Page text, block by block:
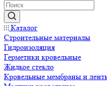
Каталог
Строительные материалы
Гидроизоляция
Герметики кровельные
Жидкое стекло
Кровельные мембраны и